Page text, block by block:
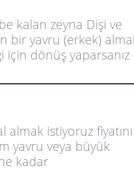
kalan zeyna Dişi ve
bir yavru (erkek)
için dönüş yaparsanız
almak istiyoruz fiyatını
yavru veya büyük
kadar